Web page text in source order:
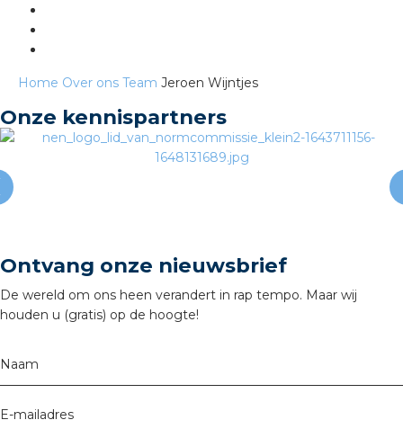
Home Over ons Team Jeroen Wijntjes
Onze kennispartners
Ontvang onze nieuwsbrief
De wereld om ons heen verandert in rap tempo. Maar wij
houden u (gratis) op de hoogte!
Naam
E-mailadres